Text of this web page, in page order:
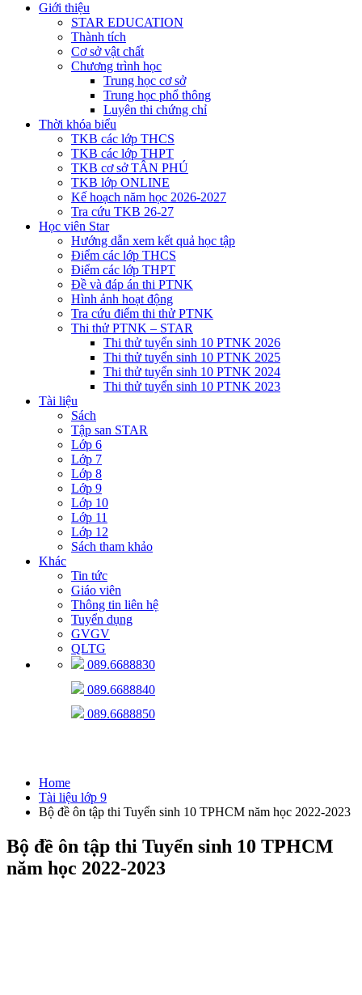
Giới thiệu
STAR EDUCATION
Thành tích
Cơ sở vật chất
Chương trình học
Trung học cơ sở
Trung học phổ thông
Luyên thi chứng chỉ
Thời khóa biểu
TKB các lớp THCS
TKB các lớp THPT
TKB cơ sở TÂN PHÚ
TKB lớp ONLINE
Kế hoạch năm học 2026-2027
Tra cứu TKB 26-27
Học viên Star
Hướng dẫn xem kết quả học tập
Điểm các lớp THCS
Điểm các lớp THPT
Đề và đáp án thi PTNK
Hình ảnh hoạt động
Tra cứu điểm thi thử PTNK
Thi thử PTNK – STAR
Thi thử tuyển sinh 10 PTNK 2026
Thi thử tuyển sinh 10 PTNK 2025
Thi thử tuyển sinh 10 PTNK 2024
Thi thử tuyển sinh 10 PTNK 2023
Tài liệu
Sách
Tập san STAR
Lớp 6
Lớp 7
Lớp 8
Lớp 9
Lớp 10
Lớp 11
Lớp 12
Sách tham khảo
Khác
Tin tức
Giáo viên
Thông tin liên hệ
Tuyển dụng
GVGV
QLTG
089.6688830
089.6688840
089.6688850
Home
Tài liệu lớp 9
Bộ đề ôn tập thi Tuyển sinh 10 TPHCM năm học 2022-2023
Bộ đề ôn tập thi Tuyển sinh 10 TPHCM
năm học 2022-2023